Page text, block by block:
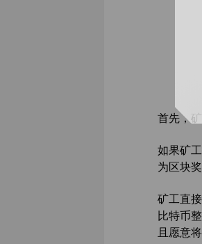
首先，
如果矿
为区块
矿工直
比特币
且愿意